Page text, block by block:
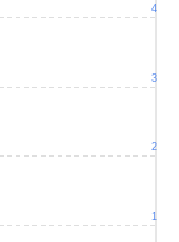
1
2
3
4